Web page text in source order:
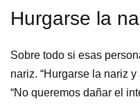
Hurgarse la
Sobre todo si esas
nariz. “Hurgarse la nariz
“No queremos dañar el